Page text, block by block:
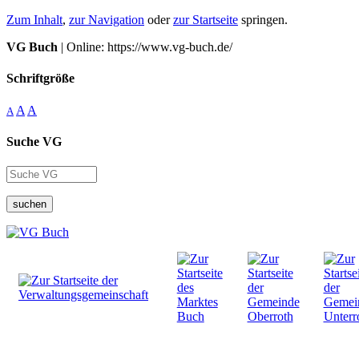
Zum Inhalt, zur Navigation oderzur Startseite springen.
VG Buch | Online: https://www.vg-buch.de/
Schriftgröße
A A A
Suche VG
suchen